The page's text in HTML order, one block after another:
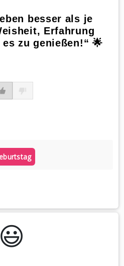
besser als je
Erfahrung
zu genießen!“ 🌟
😃️